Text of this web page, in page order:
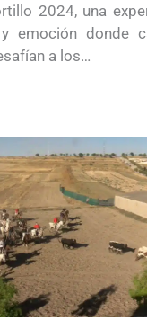
2024, una
emoción donde
a los…